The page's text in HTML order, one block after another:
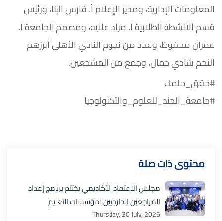
المعلومات الإدارية، ومدير الإعلام أ. فارس البنا، ورئيس
قسم الأنشطة الطلابية أ. مراد علايه، ومصمم الجامعة أ.
عمران محفوظ، وعدد من نجوم النادي الأهلي أبرزهم
النجم شادي جمال، وجمع من المشجعين.
#حقق_حلمك
#جامعة_الجند_للعلوم_والتكنولوجيا
محتوى ذات صلة
مجلس الاعتماد الأكاديمي يختتم برنامج إعداد
المراجعين الخارجيين لمؤسسات التعليم
Thursday, 30 July, 2026